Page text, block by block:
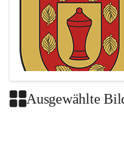
Ausgewählte